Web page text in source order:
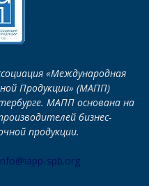
«Международная
Продукции» (МАПП)
МАПП основана на
бизнес-
продукции.
spb.org